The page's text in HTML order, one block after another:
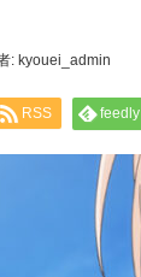
: kyouei_admin
RSS feedly